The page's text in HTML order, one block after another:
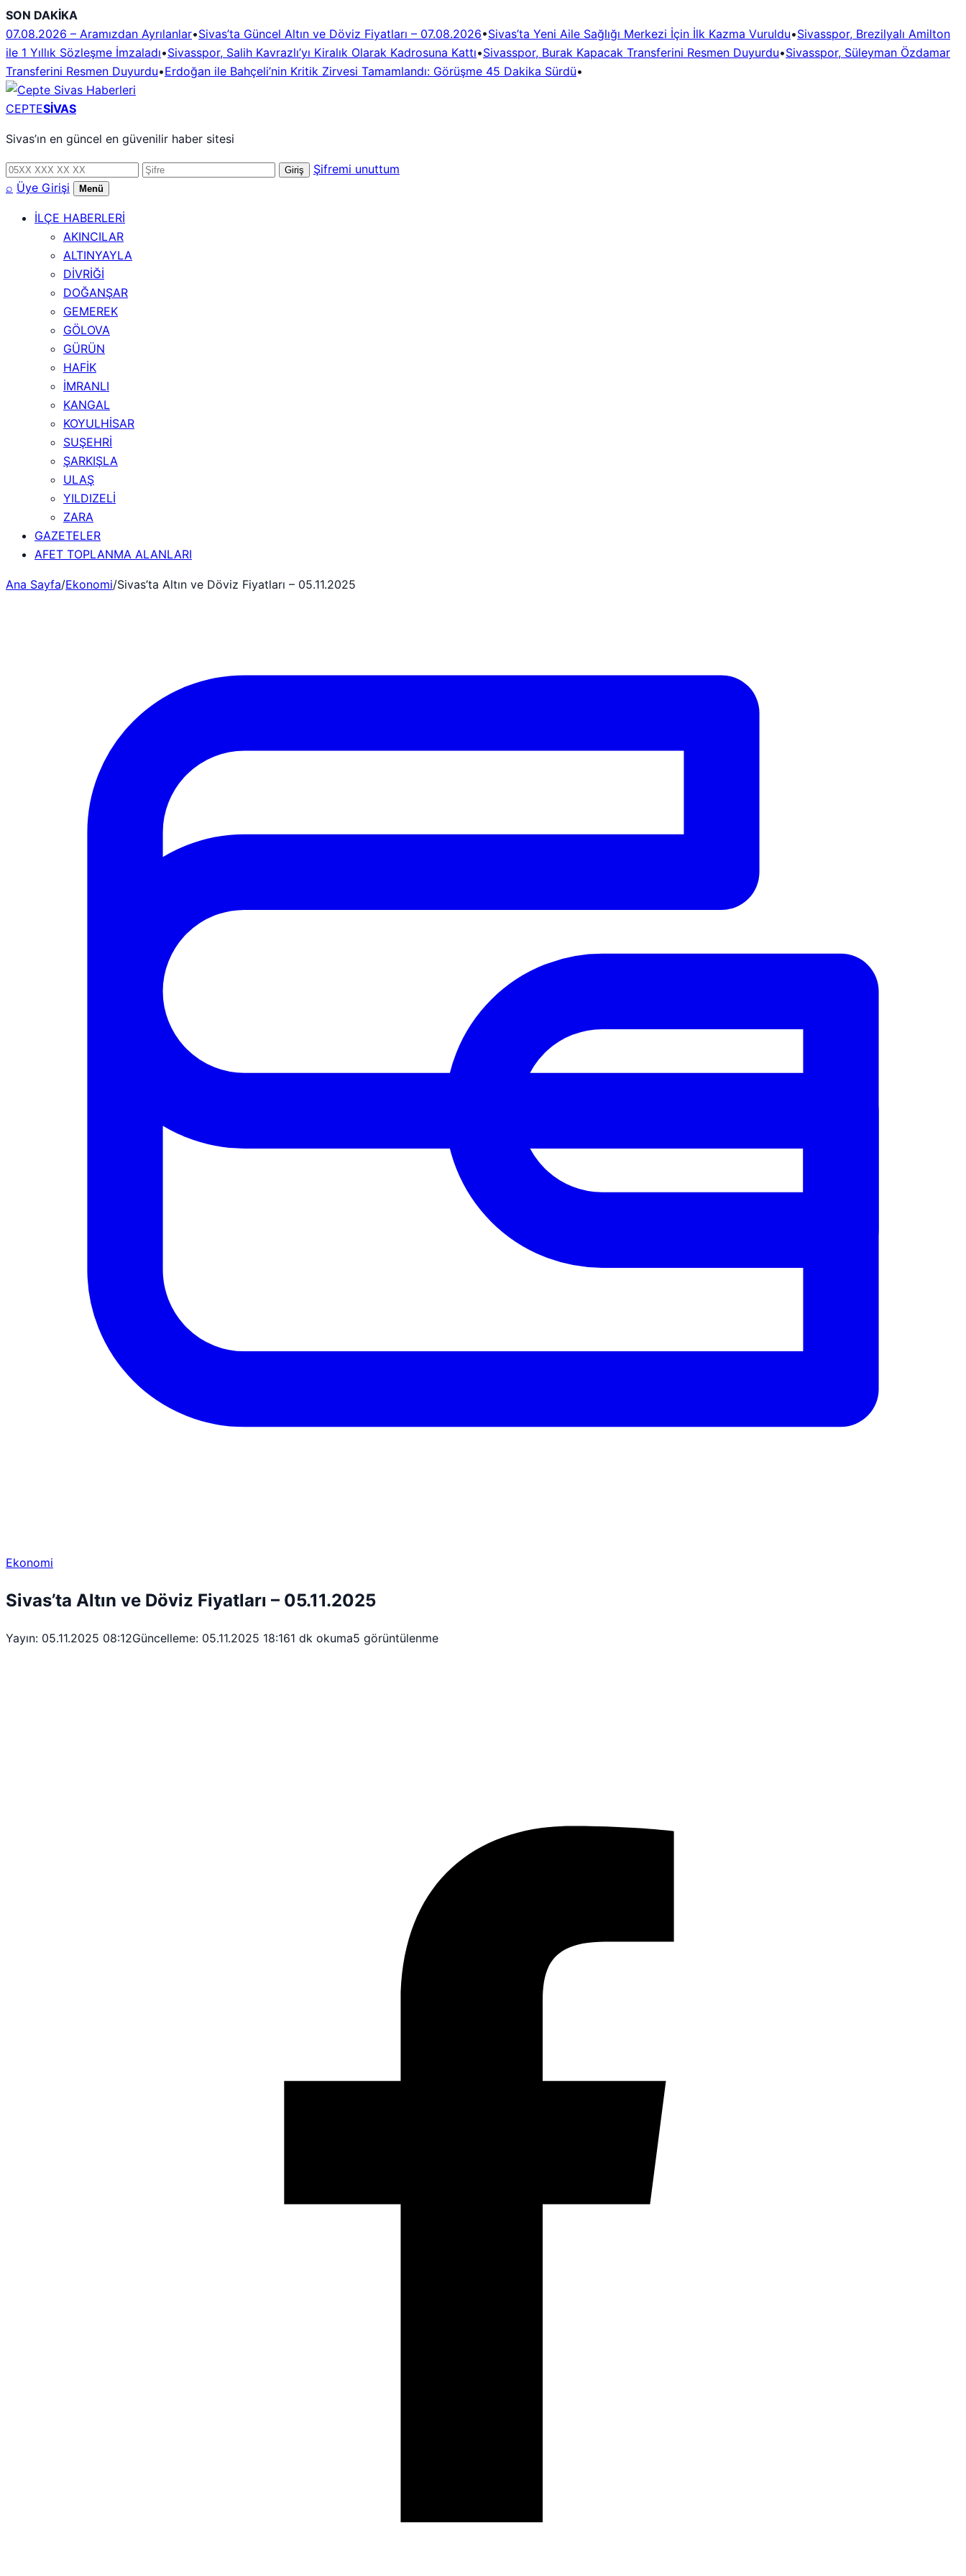
İçeriğe
geç
SON DAKİKA
07.08.2026 – Aramızdan Ayrılanlar•Sivas’ta Güncel Altın ve Döviz Fiyatları – 07.08.2026•Sivas’ta Yeni Aile Sağlığı Merkezi İçin İlk Kazma Vuruldu•Sivasspor, Brezilyalı Amilton
ile 1 Yıllık Sözleşme İmzaladı•Sivasspor, Salih Kavrazlı’yı Kiralık Olarak Kadrosuna Kattı•Sivasspor, Burak Kapacak Transferini Resmen Duyurdu•Sivasspor, Süleyman Özdamar
Transferini Resmen Duyurdu•Erdoğan ile Bahçeli’nin Kritik Zirvesi Tamamlandı: Görüşme 45 Dakika Sürdü•
CEPTESİVAS
Sivas’ın en güncel en güvenilir haber sitesi
Telefon
numarası
Şifre Giriş
Şifremi unuttum
⌕ Üye Girişi Menü
İLÇE HABERLERİ
AKINCILAR
ALTINYAYLA
DİVRİĞİ
DOĞANŞAR
GEMEREK
GÖLOVA
GÜRÜN
HAFİK
İMRANLI
KANGAL
KOYULHİSAR
SUŞEHRİ
ŞARKIŞLA
ULAŞ
YILDIZELİ
ZARA
GAZETELER
AFET TOPLANMA ALANLARI
Ana Sayfa/Ekonomi/Sivas’ta Altın ve Döviz Fiyatları – 05.11.2025
Ekonomi
Sivas’ta Altın ve Döviz Fiyatları – 05.11.2025
Yayın: 05.11.2025 08:12Güncelleme: 05.11.2025 18:161 dk okuma5 görüntülenme